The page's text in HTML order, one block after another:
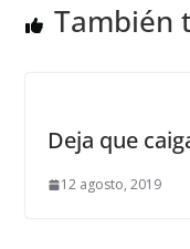
También
Deja que
12 agosto, 2019